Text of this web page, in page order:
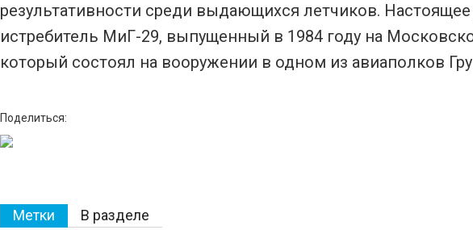
результативности среди выдающихся летчиков.
истребитель МиГ-29, выпущенный в 1984 году на
который состоял на вооружении в одном из авиаполков
Поделиться:
Метки В разделе